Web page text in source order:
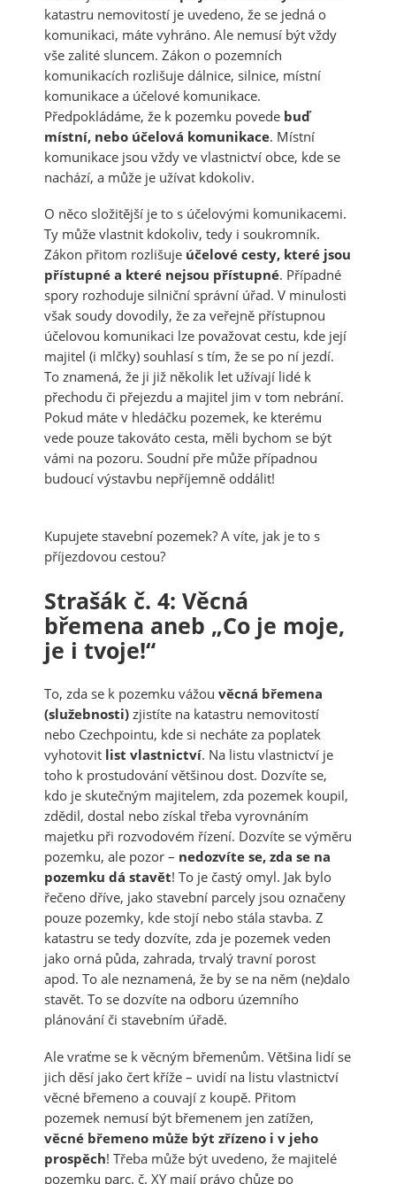
katastru nemovitostí je uvedeno, že se jedná o
komunikaci, máte vyhráno. Ale nemusí být vždy
vše zalité sluncem. Zákon o pozemních
komunikacích rozlišuje dálnice, silnice, místní
komunikace a účelové komunikace.
Předpokládáme, že k pozemku povede buď
místní, nebo účelová komunikace. Místní
komunikace jsou vždy ve vlastnictví obce, kde se
nachází, a může je užívat kdokoliv.
O něco složitější je to s účelovými komunikacemi.
Ty může vlastnit kdokoliv, tedy i soukromník.
Zákon přitom rozlišuje účelové cesty, které jsou
přístupné a které nejsou přístupné. Případné
spory rozhoduje silniční správní úřad. V minulosti
však soudy dovodily, že za veřejně přístupnou
účelovou komunikaci lze považovat cestu, kde její
majitel (i mlčky) souhlasí s tím, že se po ní jezdí.
To znamená, že ji již několik let užívají lidé k
přechodu či přejezdu a majitel jim v tom nebrání.
Pokud máte v hledáčku pozemek, ke kterému
vede pouze takováto cesta, měli bychom se být
vámi na pozoru. Soudní pře může případnou
budoucí výstavbu nepříjemně oddálit!
Kupujete stavební pozemek? A víte, jak je to s
příjezdovou cestou?
Strašák č. 4: Věcná
břemena aneb „Co je moje,
je i tvoje!“
To, zda se k pozemku vážou věcná břemena
(služebnosti) zjistíte na katastru nemovitostí
nebo Czechpointu, kde si necháte za poplatek
vyhotovit list vlastnictví. Na listu vlastnictví je
toho k prostudování většinou dost. Dozvíte se,
kdo je skutečným majitelem, zda pozemek koupil,
zdědil, dostal nebo získal třeba vyrovnáním
majetku při rozvodovém řízení. Dozvíte se výměru
pozemku, ale pozor – nedozvíte se, zda se na
pozemku dá stavět! To je častý omyl. Jak bylo
řečeno dříve, jako stavební parcely jsou označeny
pouze pozemky, kde stojí nebo stála stavba. Z
katastru se tedy dozvíte, zda je pozemek veden
jako orná půda, zahrada, trvalý travní porost
apod. To ale neznamená, že by se na něm (ne)dalo
stavět. To se dozvíte na odboru územního
plánování či stavebním úřadě.
Ale vraťme se k věcným břemenům. Většina lidí se
jich děsí jako čert kříže – uvidí na listu vlastnictví
věcné břemeno a couvají z koupě. Přitom
pozemek nemusí být břemenem jen zatížen,
věcné břemeno může být zřízeno i v jeho
prospěch! Třeba může být uvedeno, že majitelé
pozemku parc. č. XY mají právo chůze po